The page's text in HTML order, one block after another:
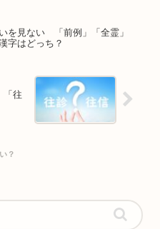
を見ない 「前例」「全霊」
字はどっち？
「往
？